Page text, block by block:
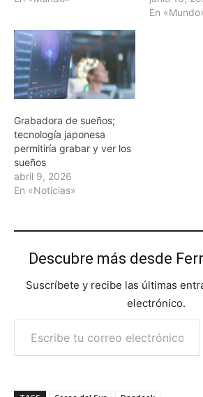
En
Grabadora de sueños;
tecnología japonesa
permitiría grabar y ver los
sueños
abril 9, 2026
En «Noticias»
Descubre más desde
Suscríbete y recibe las últimas
electrónico.
Escribe tu correo electrónico…